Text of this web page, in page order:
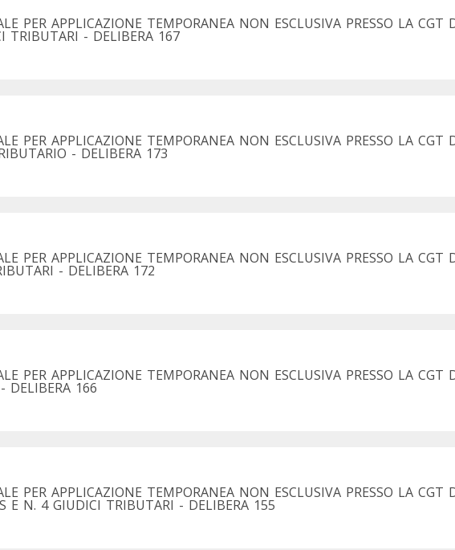
PER APPLICAZIONE TEMPORANEA NON ESCLUSIVA PRESSO LA
TRIBUTARI - DELIBERA 167
PER APPLICAZIONE TEMPORANEA NON ESCLUSIVA PRESSO LA
- DELIBERA 173
PER APPLICAZIONE TEMPORANEA NON ESCLUSIVA PRESSO LA
- DELIBERA 172
PER APPLICAZIONE TEMPORANEA NON ESCLUSIVA PRESSO LA
DELIBERA 166
PER APPLICAZIONE TEMPORANEA NON ESCLUSIVA PRESSO LA CGT
E N. 4 GIUDICI TRIBUTARI - DELIBERA 155